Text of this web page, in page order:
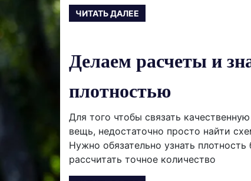
ЧИТАТЬ ДАЛЕЕ
Делаем расчеты и
плотностью
Для того чтобы связать
вещь, недостаточно просто найти
Нужно обязательно узнать
рассчитать точное количество